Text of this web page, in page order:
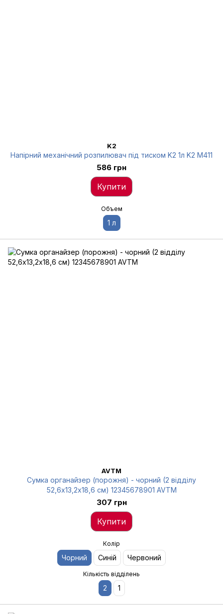
K2
Напірний механічний розпилювач під тиском K2 1л K2 M411
586 грн
Купити
Объем
1 л
AVTM
Сумка органайзер (порожня) - чорний (2 відділу
52,6х13,2х18,6 см) 12345678901 AVTM
307 грн
Купити
Колір
Чорний Синій Червоний
Кількість відділень
2 1